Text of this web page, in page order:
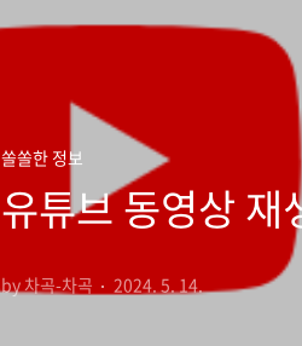
쏠쏠한 정보
유튜브 동영상 재
by 차곡-차곡 2024. 5. 14.